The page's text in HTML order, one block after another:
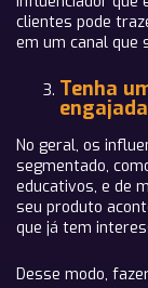
clientes pode
em um canal que
Tenha
engajada
No geral, os
segmentado,
educativos, e de
seu produto
que já tem
Desse modo,